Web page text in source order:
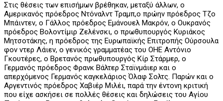
Στις θέσεις των επισήμων βρέθηκαν, μεταξύ άλλων, ο
Αμερικανός πρόεδρος Ντόναλντ Τραμπ,ο πρώην πρόεδρος Τζο
Μπάιντεν, ο Γάλλος πρόεδρος Εμάνουελ Μακρόν, ο Ουκρανός
πρόεδρος Βολοντίμιρ Ζελένσκι, ο πρωθυπουργός Κυριάκος
Μητσοτάκης, η πρόεδρος της Ευρωπαϊκής Επιτροπής Ούρσουλα
φον ντερ Λάιεν, ο γενικός γραμματέας του ΟΗΕ Αντόνιο
Γκουτέρες, ο Βρετανός πρωθυπουργός Κίρ Στάρμερ, ο
Γερμανός πρόεδρος Φρανκ Βάλτερ Σταϊνμάιερ και ο
απερχόμενος Γερμανός καγκελάριος Όλαφ Σολτς. Παρών και ο
Αργεντινός πρόεδρος Χαβιέρ Μιλέι, παρά την έντονη κριτική
που είχε ασκήσει σε πολλές θέσεις και δηλώσεις του Αγίου